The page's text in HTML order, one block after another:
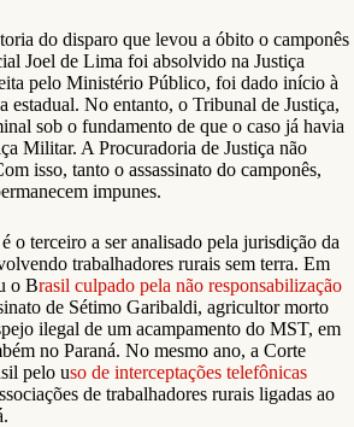
do disparo que levou a óbito o camponês
Joel de Lima foi absolvido na Justiça
pelo Ministério Público, foi dado início à
estadual. No entanto, o Tribunal de Justiça,
sob o fundamento de que o caso já havia
Militar. A Procuradoria de Justiça não
isso, tanto o assassinato do camponês,
impunes.
o terceiro a ser analisado pela jurisdição da
trabalhadores rurais sem terra. Em
o Brasil culpado pela não responsabilização
de Sétimo Garibaldi, agricultor morto
ilegal de um acampamento do MST, em
no Paraná. No mesmo ano, a Corte
pelo uso de interceptações telefônicas
de trabalhadores rurais ligadas ao